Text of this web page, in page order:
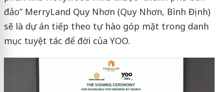
đảo” MerryLand Quy Nhơn (Quy Nhơn, Bình Định)
sẽ là dự án tiếp theo tự hào góp mặt trong danh
mục tuyệt tác để đời của YOO.